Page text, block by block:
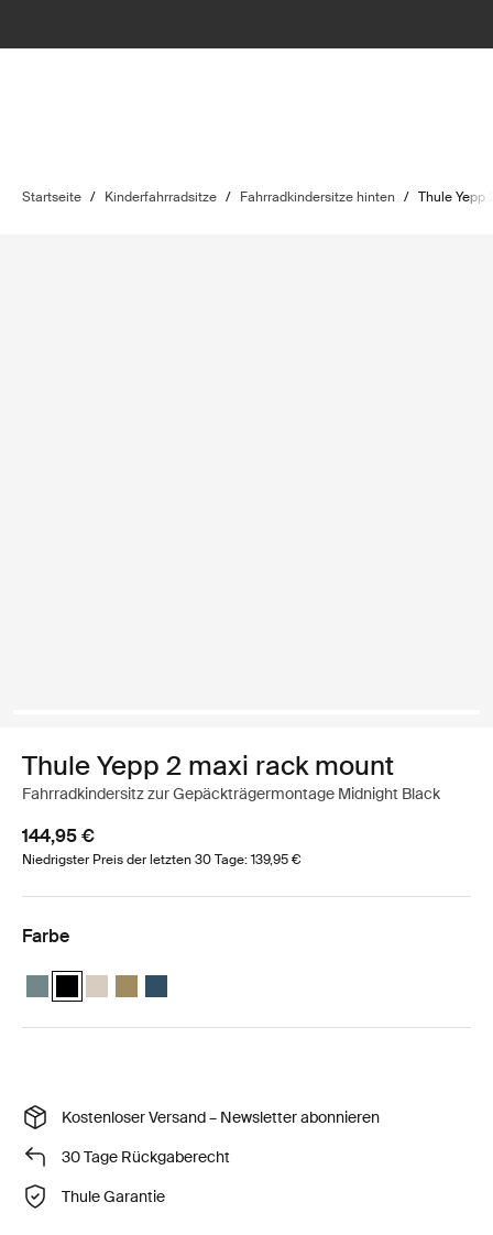
Startseite / Kinderfahrradsitze / Fahrradkindersitze hinten / Thule Yepp
Thule Yepp 2 maxi rack mount
Fahrradkindersitz zur Gepäckträgermontage Midnight Black
144,95 €
Niedrigster Preis der letzten 30 Tage: 139,95 €
Farbe
Thule Yepp 2 maxi Mittelblau
Thule Yepp 2 maxi Mitternachtsschwarz (selected)
Thule Yepp 2 maxi Weicher Sand
Thule Yepp 2 maxi Nutria Grün
Thule Yepp 2 maxi Majolica Blue
Kostenloser Versand – Newsletter abonnieren
30 Tage Rückgaberecht
Thule Garantie